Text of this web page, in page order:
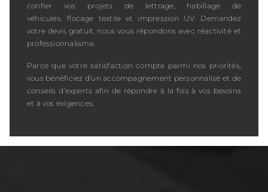
confier vos projets de lettrage, habillage de
véhicules, flocage textile et impression UV. Demandez
votre devis gratuit, nous vous répondons avec réactivité et
professionnalisme.
Parce que votre satisfaction compte parmi nos priorités,
vous bénéficiez d’un accompagnement personnalisé et de
conseils d’experts afin de répondre à la fois à vos besoins
et à vos exigences.